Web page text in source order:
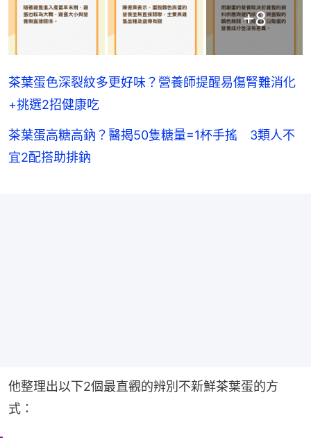
+8
茶葉蛋色深裂紋多更好味？營養師提醒易傷腎難消化
+挑選2招健康吃
茶葉蛋高糖高鈉？醫揭50隻糖量=1杯手搖 3類人不
宜2配搭助排鈉
他整理出以下2個最直觀的辨別不新鮮茶葉蛋的方
式：